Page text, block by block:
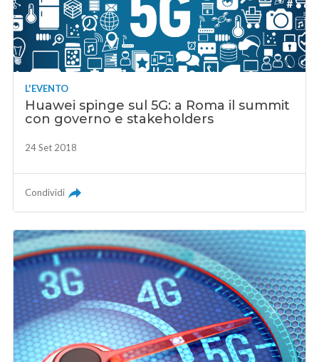
L'EVENTO
Huawei spinge sul 5G: a Roma il summit
con governo e stakeholders
24 Set 2018
Condividi